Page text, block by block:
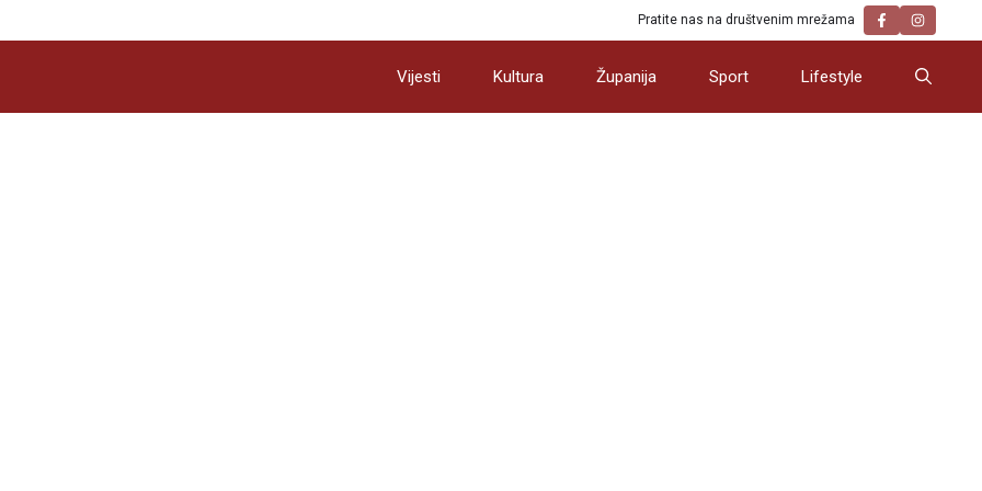
Pratite nas na društvenim mrežama
Vijesti Kultura Županija Sport Lifestyle